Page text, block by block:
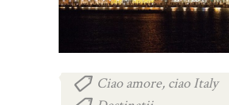
Ciao amore, ciao Italy